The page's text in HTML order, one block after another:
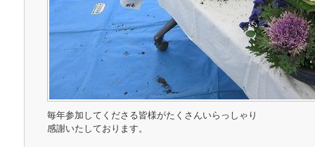
毎年参加してくださる皆様がたくさんいらっしゃり
感謝いたしております。